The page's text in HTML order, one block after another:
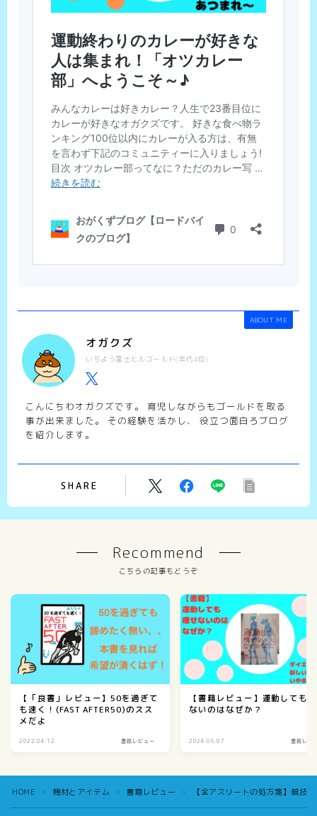
ABOUT ME
オガクズ
いちよう富士ヒルゴールド(年代4位)
こんにちわオガクズです。 育児しながらもゴールドを取る
事が出来ました。 その経験を活かし、 役立つ面白ろブログ
を紹介します。
SHARE
Recommend
こちらの記事もどうぞ
【「良書」レビュー】50を過ぎて
も速く！(FAST AFTER50)のスス
メだよ
2022.04.12 書籍レビュー
【書籍レビュー】運動しても
ないのはなぜか？
2024.06.07 書籍レビ
HOME ＞ 機材とアイテム ＞ 書籍レビュー ＞ 【全アスリートの処方箋】競技